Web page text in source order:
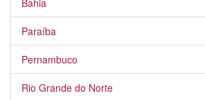
Bahia
Paraíba
Pernambuco
Rio Grande do Norte